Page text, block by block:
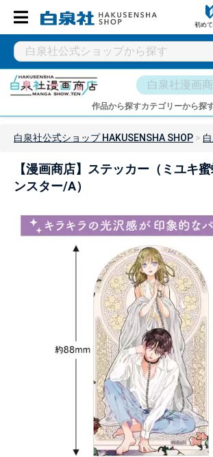
初め
作品から探すカテゴリーから探
白泉社公式ショップ HAKUSENSHA SHOP
【漫画商店】ステッカー（ミユキ
ンスター/A）